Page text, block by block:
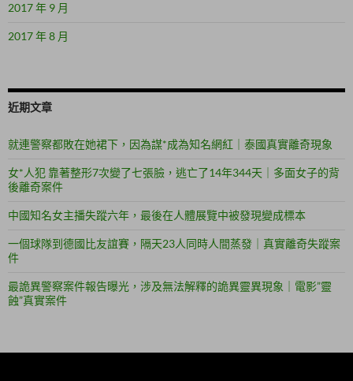
2017 年 9 月
2017 年 8 月
近期文章
就連警察都敗在她裙下，因為謀*成為知名網紅｜泰國真實離奇現象
女*人犯 靠著整形7次變了七張臉，逃亡了14年344天｜多面女子的背
後離奇案件
中國知名女主播失蹤六年，最後在人體展覽中被發現變成標本
一個球隊到德國比友誼賽，隔天23人同時人間蒸發｜真實離奇失蹤案
件
最詭異警察案件報告曝光，涉及無法解釋的詭異靈異現象｜電影”靈
蝕”真實案件